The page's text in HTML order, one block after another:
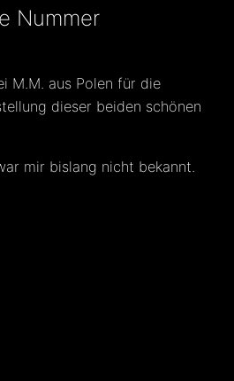
Nummer
M.M. aus Polen für die
dieser beiden schönen
mir bislang nicht bekannt.